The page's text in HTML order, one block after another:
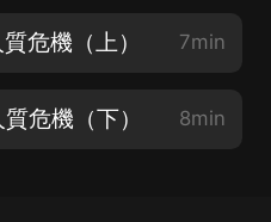
危機（上） 7min
危機（下） 8min